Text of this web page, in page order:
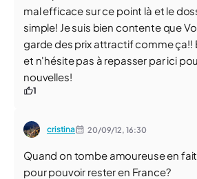
mal efficace sur ce point là et le
simple! Je suis bien contente que
garde des prix attractif comme ça!!
et n'hésite pas à repasser par ici
nouvelles!
1
cristina 20/09/12, 16:30
Quand on tombe amoureuse en
pour pouvoir rester en France?